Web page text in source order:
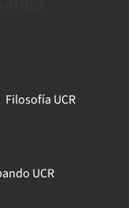
2
Filosofía UCR
UCR